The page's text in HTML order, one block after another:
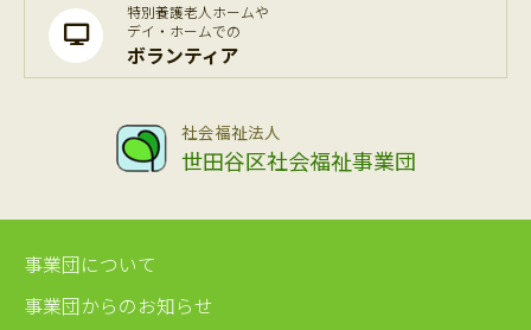
特別養護老人ホームや
デイ・ホームでの
ボランティア
社会福祉法人
世田谷区社会福祉事業団
事業団について
事業団からのお知らせ